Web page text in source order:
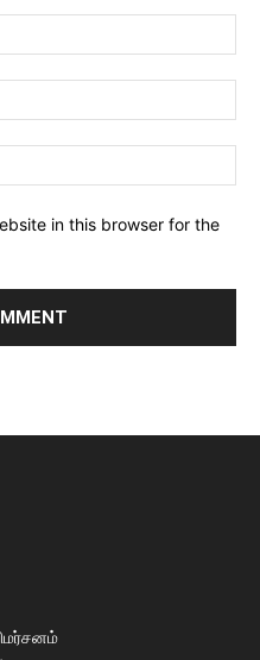
in this browser for the